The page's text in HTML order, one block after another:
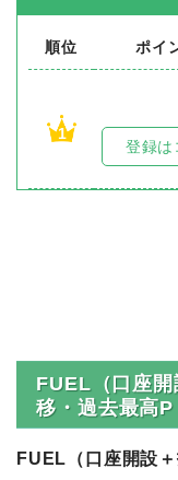
順位 ポイ
1
登録は
FUEL（口座
移・過去最高P
FUEL（口座開設＋